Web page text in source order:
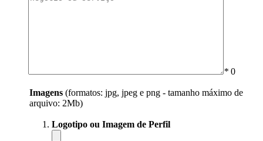
* 0
Imagens (formatos: jpg, jpeg e png - tamanho máximo de
arquivo: 2Mb)
Logotipo ou Imagem de Perfil